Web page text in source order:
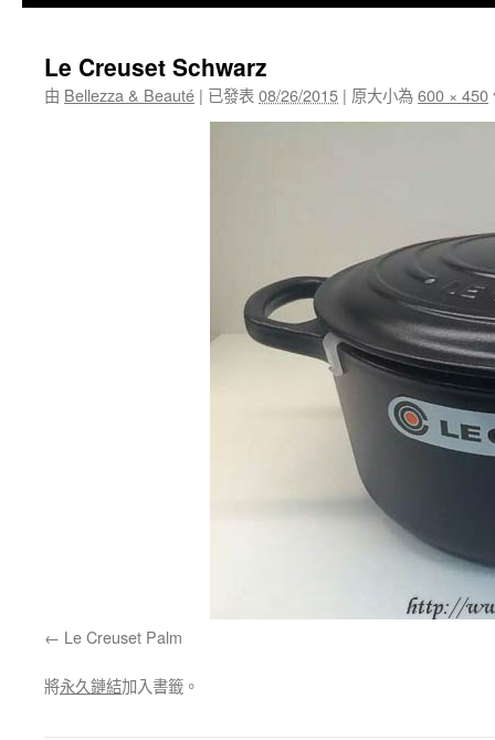
Le Creuset Schwarz
由 Bellezza & Beauté | 已發表08/26/2015 | 原大小為600 × 450
Le Creuset Palm
將永久鏈結加入書籤。